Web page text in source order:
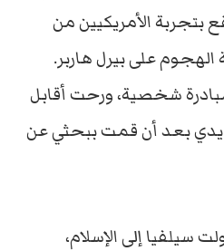
بتجربة الأمريكيين من
الهجوم على بيرل هاربر.
شخصية، ورحت أقابل
بعد أن قمت ببحثي عن
سيلفيا إلى الإسلام،